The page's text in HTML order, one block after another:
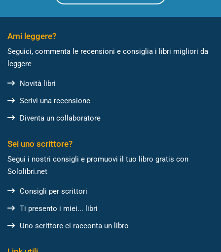
Ami leggere?
Seguici, commenta le recensioni e consiglia i libri migliori da
leggere
Novità libri
Scrivi una recensione
Diventa un collaboratore
Sei uno scrittore?
Segui i nostri consigli e promuovi il tuo libro gratis con
Sololibri.net
Consigli per scrittori
Ti presento i miei... libri
Uno scrittore ci racconta un libro